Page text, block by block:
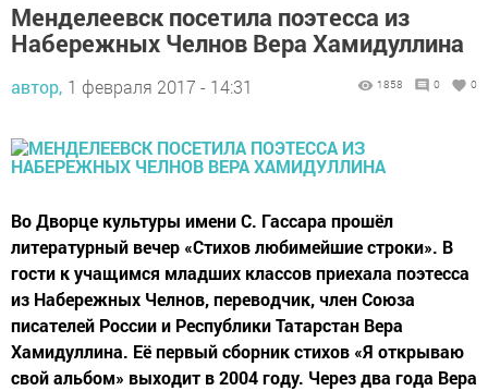
Менделеевск посетила поэтесса из
Набережных Челнов Вера Хамидуллина
автор, 1 февраля 2017 - 14:31 1858 0 0
Во Дворце культуры имени С. Гассара прошёл
литературный вечер «Стихов любимейшие строки». В
гости к учащимся младших классов приехала поэтесса
из Набережных Челнов, переводчик, член Союза
писателей России и Республики Татарстан Вера
Хамидуллина. Её первый сборник стихов «Я открываю
свой альбом» выходит в 2004 году. Через два года Вера